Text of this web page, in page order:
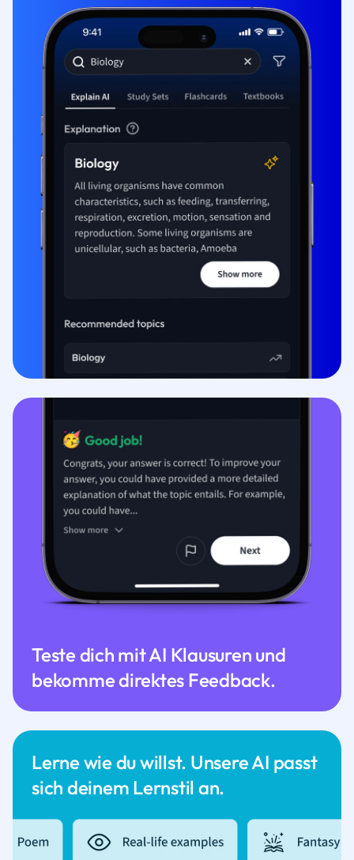
Lerne wie du willst. Unsere AI passt
sich deinem Lernstil an.
Teste dich mit AI Klausuren und
bekomme direktes Feedback.